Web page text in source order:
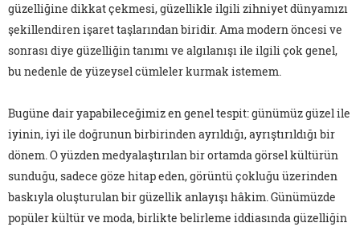
güzelliğine dikkat çekmesi, güzellikle ilgili zihniyet dünyamızı
şekillendiren işaret taşlarından biridir. Ama modern öncesi ve
sonrası diye güzelliğin tanımı ve algılanışı ile ilgili çok genel,
bu nedenle de yüzeysel cümleler kurmak istemem.
Bugüne dair yapabileceğimiz en genel tespit: günümüz güzel ile
iyinin, iyi ile doğrunun birbirinden ayrıldığı, ayrıştırıldığı bir
dönem. O yüzden medyalaştırılan bir ortamda görsel kültürün
sunduğu, sadece göze hitap eden, görüntü çokluğu üzerinden
baskıyla oluşturulan bir güzellik anlayışı hâkim. Günümüzde
popüler kültür ve moda, birlikte belirleme iddiasında güzelliğin